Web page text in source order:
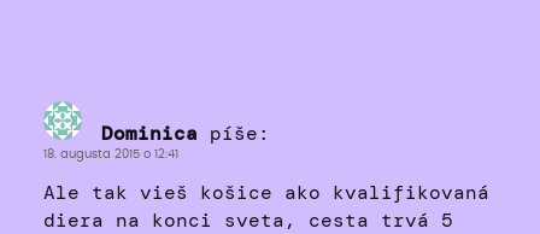
Dominica píše:
18. augusta 2015 o 12:41
Ale tak vieš košice ako kvalifikovaná
diera na konci sveta, cesta trvá 5